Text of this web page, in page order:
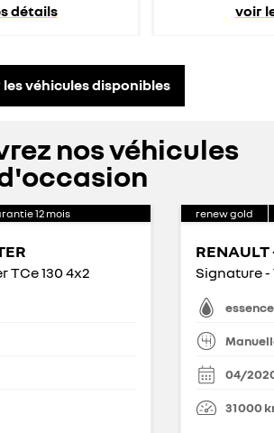
détails voir
véhicules disponibles
nos véhicules
12 mois
TCe 130 4x2
renew gold
RENAULT
Signature -
essence
04/
31 000